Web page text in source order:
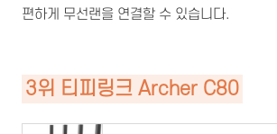
편하게 무선랜을 연결할 수 있습니다.
3위 티피링크 Archer C80